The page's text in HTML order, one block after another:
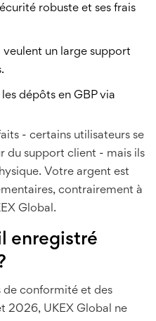
robuste et ses frais
veulent un large support
dépôts en GBP via
- certains utilisateurs se
du support client - mais ils
Votre argent est
contrairement à
Global.
enregistré
de conformité et des
2026, UKEX Global ne